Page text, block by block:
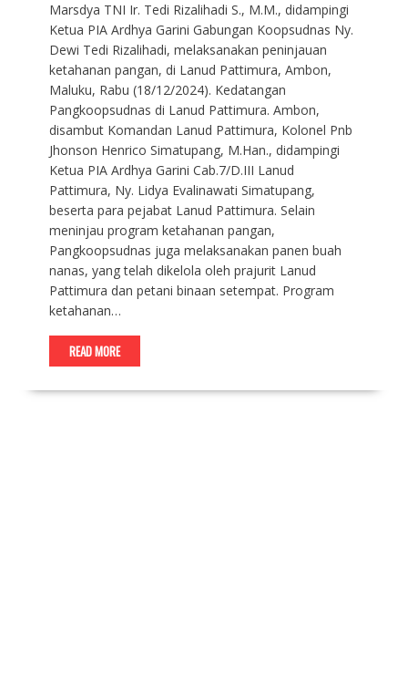
Marsdya TNI Ir. Tedi Rizalihadi S., M.M., didampingi
Ketua PIA Ardhya Garini Gabungan Koopsudnas Ny.
Dewi Tedi Rizalihadi, melaksanakan peninjauan
ketahanan pangan, di Lanud Pattimura, Ambon,
Maluku, Rabu (18/12/2024). Kedatangan
Pangkoopsudnas di Lanud Pattimura. Ambon,
disambut Komandan Lanud Pattimura, Kolonel Pnb
Jhonson Henrico Simatupang, M.Han., didampingi
Ketua PIA Ardhya Garini Cab.7/D.III Lanud
Pattimura, Ny. Lidya Evalinawati Simatupang,
beserta para pejabat Lanud Pattimura. Selain
meninjau program ketahanan pangan,
Pangkoopsudnas juga melaksanakan panen buah
nanas, yang telah dikelola oleh prajurit Lanud
Pattimura dan petani binaan setempat. Program
ketahanan…
READ MORE